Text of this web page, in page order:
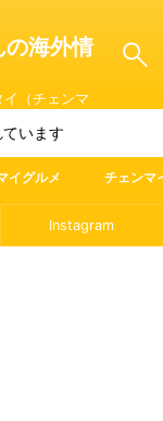
の海外情
（チェンマ
魅力を紹介
います
イグルメ チェンマ
Instagram